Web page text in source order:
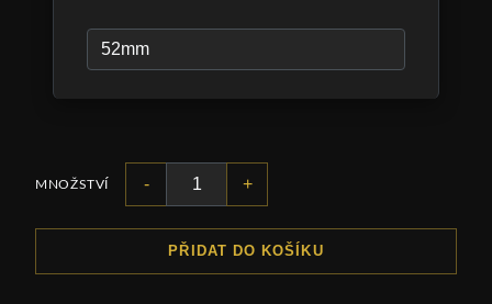
MNOŽSTVÍ - +
PŘIDAT DO KOŠÍKU